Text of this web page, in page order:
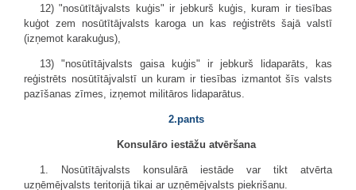
12) "nosūtītājvalsts kuģis" ir jebkurš kuģis, kuram ir tiesības
kuģot zem nosūtītājvalsts karoga un kas reģistrēts šajā valstī
(izņemot karakuģus),
13) "nosūtītājvalsts gaisa kuģis" ir jebkurš lidaparāts, kas
reģistrēts nosūtītājvalstī un kuram ir tiesības izmantot šīs valsts
pazīšanas zīmes, izņemot militāros lidaparātus.
2.pants
Konsulāro iestāžu atvēršana
1. Nosūtītājvalsts konsulārā iestāde var tikt atvērta
uzņēmējvalsts teritorijā tikai ar uzņēmējvalsts piekrišanu.